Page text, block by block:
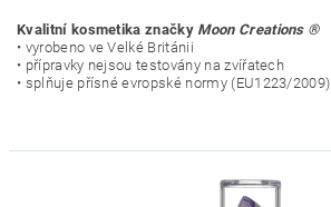
Kvalitní kosmetika značky Moon Creations ®
• vyrobeno ve Velké Británii
• přípravky nejsou testovány na zvířatech
• splňuje přísné evropské normy (EU1223/2009)